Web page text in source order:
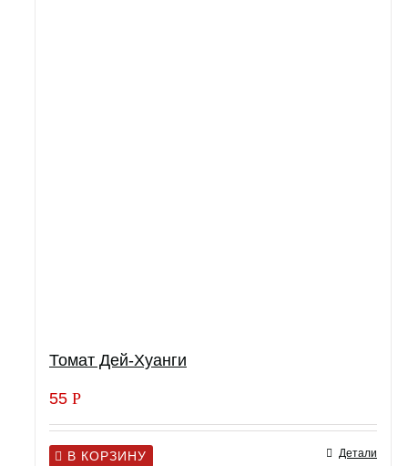
Томат Дей-Хуанги
55 Р
В КОРЗИНУ Детали